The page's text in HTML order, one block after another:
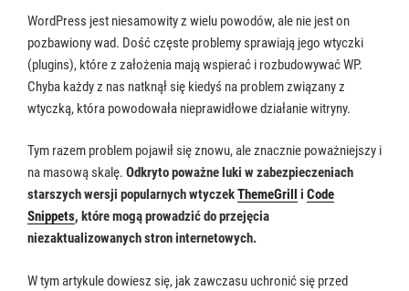
WordPress jest niesamowity z wielu powodów, ale nie jest on
pozbawiony wad. Dość częste problemy sprawiają jego wtyczki
(plugins), które z założenia mają wspierać i rozbudowywać WP.
Chyba każdy z nas natknął się kiedyś na problem związany z
wtyczką, która powodowała nieprawidłowe działanie witryny.
Tym razem problem pojawił się znowu, ale znacznie poważniejszy i
na masową skalę. Odkryto poważne luki w zabezpieczeniach
starszych wersji popularnych wtyczekThemeGrill i Code
Snippets, które mogą prowadzić do przejęcia
niezaktualizowanych stron internetowych.
W tym artykule dowiesz się, jak zawczasu uchronić się przed